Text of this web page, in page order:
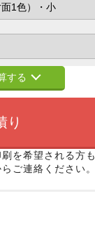
する
り
を希望される方も
ご連絡ください。